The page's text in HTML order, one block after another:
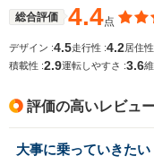
サイズ
総合評価 4.4点
デザイン :4.5走行性 :4.2居住
積載性 :2.9運転しやすさ :3.6
評価の高いレビュ
大事に乗っていきたい